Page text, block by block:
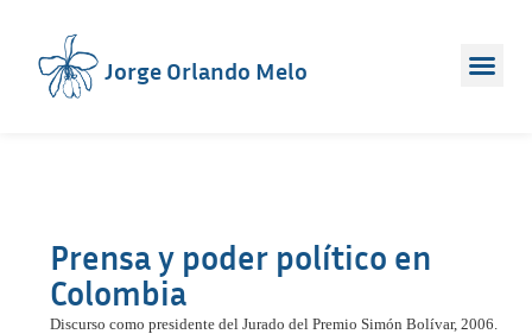
Jorge Orlando Melo
Prensa y poder político en
Colombia
Discurso como presidente del Jurado del Premio Simón Bolívar, 2006.